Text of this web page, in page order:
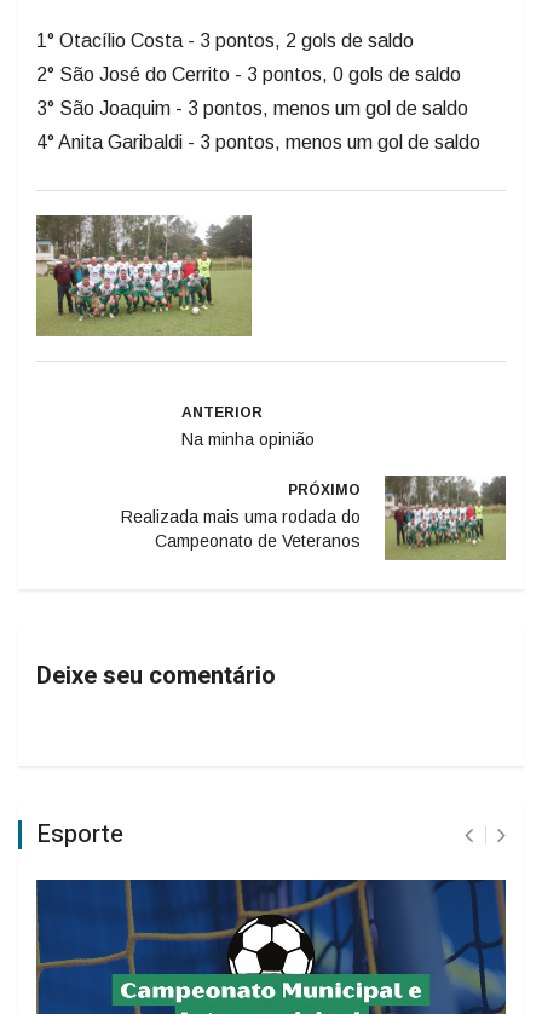
1° Otacílio Costa - 3 pontos, 2 gols de saldo
2° São José do Cerrito - 3 pontos, 0 gols de saldo
3° São Joaquim - 3 pontos, menos um gol de saldo
4° Anita Garibaldi - 3 pontos, menos um gol de saldo
ANTERIOR
Na minha opinião
PRÓXIMO
Realizada mais uma rodada do
Campeonato de Veteranos
Deixe seu comentário
Esporte